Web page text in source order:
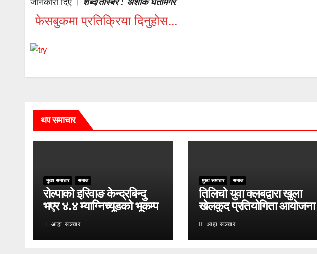
जानकारी दिए । शब्द/तस्बिर : अशोक घर्तीमगर
फेसबुकमा प्रतिक्रिया दिनुहोस...
थप समाचार
मुख्य समाचार समाज
रोल्पाको इरिवाङ केन्द्रबिन्दु
भएर ४.४ म्याग्निच्यूडको भूकम्प
आहा सञ्चार
मुख्य समाचार समाज
तिलिचो युवा क्लबद्वारा खुला
खेलकुद प्रतियोगिता आयोजना
आहा सञ्चार